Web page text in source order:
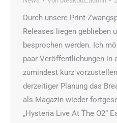
Durch unsere Print-
Releases liegen geblieben
besprochen werden. Ich
paar Veröffentlichungen in
zumindest kurz
derzeitiger Planung das
als Magazin wieder
„Hysteria Live At The O2“